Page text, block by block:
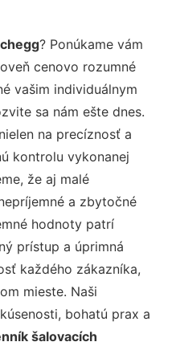
? Ponúkame vám
cenovo rozumné
vašim individuálnym
sa nám ešte dnes.
na precíznosť a
kontrolu vykonanej
že aj malé
a zbytočné
hodnoty patrí
prístup a úprimná
každého zákazníka,
mieste. Naši
bohatú prax a
šalovacích